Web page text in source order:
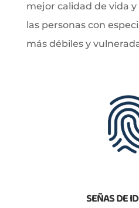
mejor calidad de vida
las personas con
más débiles y
SEÑAS DE